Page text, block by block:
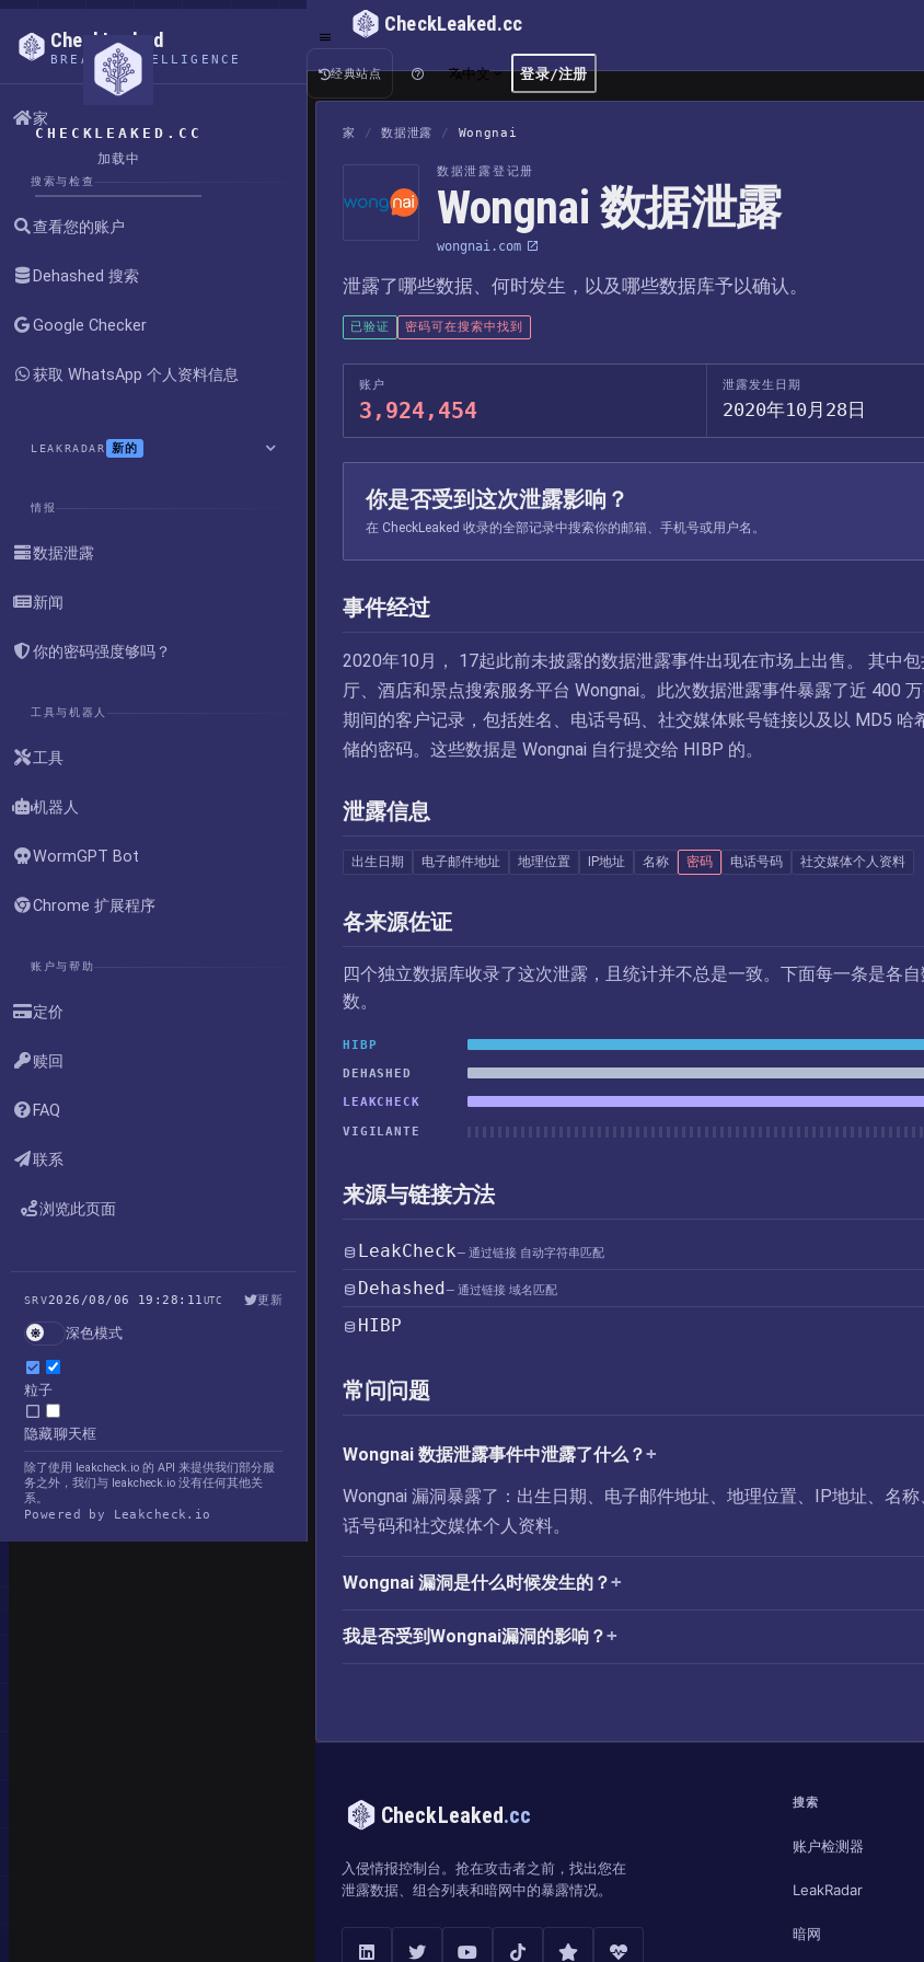
CHECKLEAKED.CC
加载中
CheckLeaked
BREACH INTELLIGENCE
家
搜索与检查
查看您的账户
Dehashed 搜索
Google Checker
获取 WhatsApp 个人资料信息
LEAKRADAR 新的
情报
数据泄露
新闻
你的密码强度够吗？
工具与机器人
工具
机器人
WormGPT Bot
Chrome 扩展程序
账户与帮助
定价
赎回
FAQ
联系
浏览此页面
SRV2026/08/06 19:28:11UTC 更新
深色模式
粒子
隐藏聊天框
除了使用 leakcheck.io 的 API 来提供我们部分服
务之外，我们与 leakcheck.io 没有任何其他关
系。
Powered by Leakcheck.io
CheckLeaked.cc
经典站点 中文 登录/注册
家 / 数据泄露 / Wongnai
数据泄露登记册
Wongnai 数据泄露
wongnai.com
泄露了哪些数据、何时发生，以及哪些数据库予以确认。
已验证 密码可在搜索中找到
账户
3,924,454
泄露发生日期
2020年10月28日
你是否受到这次泄露影响？
在 CheckLeaked 收录的全部记录中搜索你的邮箱、手机号或用户名。
事件经过
2020年10月， 17起此前未披露的数据泄露事件出现在市场上出售。 其中
厅、酒店和景点搜索服务平台 Wongnai。此次数据泄露事件暴露了近 400
期间的客户记录，包括姓名、电话号码、社交媒体账号链接以及以 MD5 哈
储的密码。这些数据是 Wongnai 自行提交给 HIBP 的。
泄露信息
出生日期 电子邮件地址 地理位置 IP地址 名称 密码 电话号码 社交媒体个人资料
各来源佐证
四个独立数据库收录了这次泄露，且统计并不总是一致。下面每一条是各
数。
HIBP
DEHASHED
LEAKCHECK
VIGILANTE
来源与链接方法
LeakCheck— 通过链接 自动字符串匹配
Dehashed— 通过链接 域名匹配
HIBP
常问问题
Wongnai 数据泄露事件中泄露了什么？
Wongnai 漏洞暴露了：出生日期、电子邮件地址、地理位置、IP地址、名
话号码和社交媒体个人资料。
Wongnai 漏洞是什么时候发生的？
我是否受到Wongnai漏洞的影响？
CheckLeaked.cc
入侵情报控制台。抢在攻击者之前，找出您在
泄露数据、组合列表和暗网中的暴露情况。
搜索
账户检测器
LeakRadar
暗网